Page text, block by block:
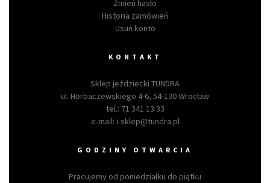
Zmień hasło
Historia zamówień
Usuń konto
KONTAKT
Sklep jeździecki TUNDRA
ul. Horbaczewskiego 4-6, 54-130 Wrocław
tel.: 71 341 13 33
e-mail: i-sklep@tundra.pl
GODZINY OTWARCIA
Pracujemy od poniedziałku do piątku